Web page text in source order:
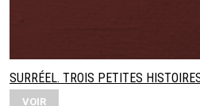
SURRÉEL. TROIS PETITES
VOIR